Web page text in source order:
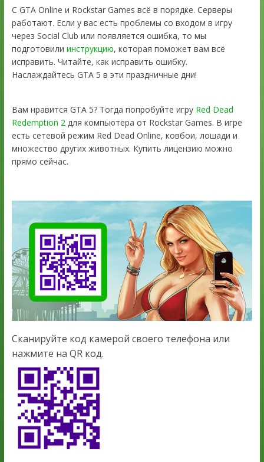
С GTA Online и Rockstar Games всё в порядке. Серверы
работают. Если у вас есть проблемы со входом в игру
через Social Club или появляется ошибка, то мы
подготовили инструкцию, которая поможет вам всё
исправить. Читайте, как исправить ошибку.
Наслаждайтесь GTA 5 в эти праздничные дни!
Вам нравится GTA 5? Тогда попробуйте игру Red Dead
Redemption 2 для компьютера от Rockstar Games. В игре
есть сетевой режим Red Dead Online, ковбои, лошади и
множество других животных. Купить лицензию можно
прямо сейчас.
Сканируйте код камерой своего телефона или
нажмите на QR код.